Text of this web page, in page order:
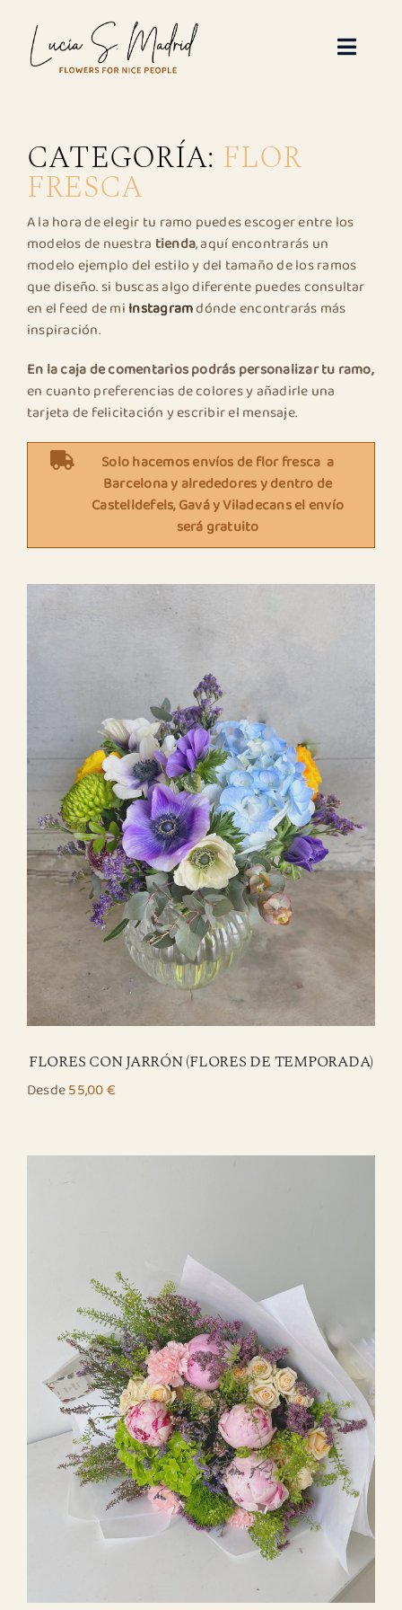
contenido
Toggle
Sobre mi
Servicios florales
Galería – diseños florales
Tienda
Contacto
CATEGORÍA: FLOR
FRESCA
A la hora de elegir tu ramo puedes escoger entre los
modelos de nuestra tienda, aquí encontrarás un
modelo ejemplo del estilo y del tamaño de los ramos
que diseño. si buscas algo diferente puedes consultar
en el feed de mi Instagramdónde encontrarás más
inspiración.
En la caja de comentarios podrás personalizar tu ramo,
en cuanto preferencias de colores y añadirle una
tarjeta de felicitación y escribir el mensaje.
Solo hacemos envíos de flor fresca a
Barcelona y alrededores y dentro de
Castelldefels, Gavá y Viladecans el envío
será gratuito
FLORES CON JARRÓN (FLORES DE TEMPORADA)
Desde55,00€